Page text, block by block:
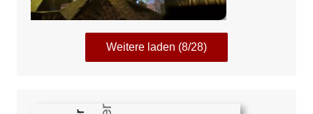
Weitere laden (8/28)